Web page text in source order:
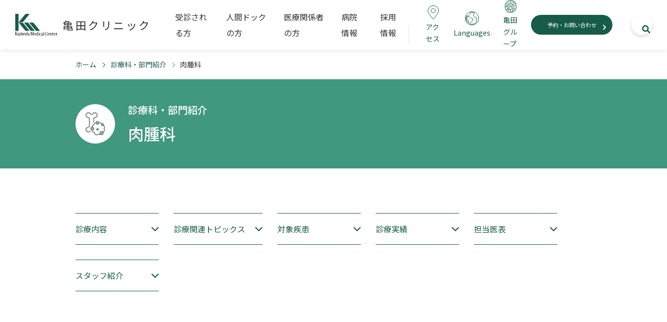
亀田クリニック
受診され
る方
人間ドック
の方
医療関係者
の方
病院
情報
採用
情報
アク
セス
Languages
亀田
グル
ープ
予約・お問い合わせ
ホーム 診療科・部門紹介 肉腫科
診療科・部門紹介
肉腫科
診療内容 診療関連トピックス 対象疾患 診療実績 担当医表
スタッフ紹介